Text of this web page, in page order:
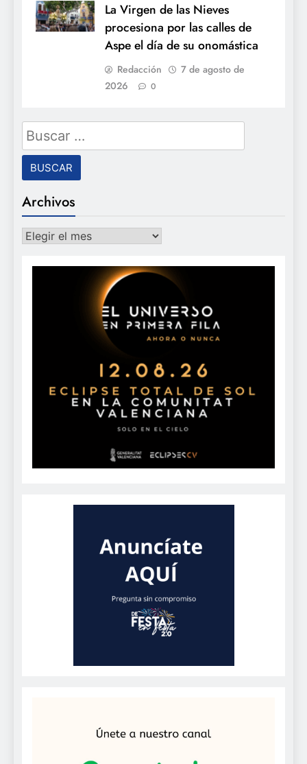
La Virgen de las Nieves
procesiona por las calles de
Aspe el día de su onomástica
Redacción
7 de agosto de
2026
0
Buscar:
Archivos
Archivos